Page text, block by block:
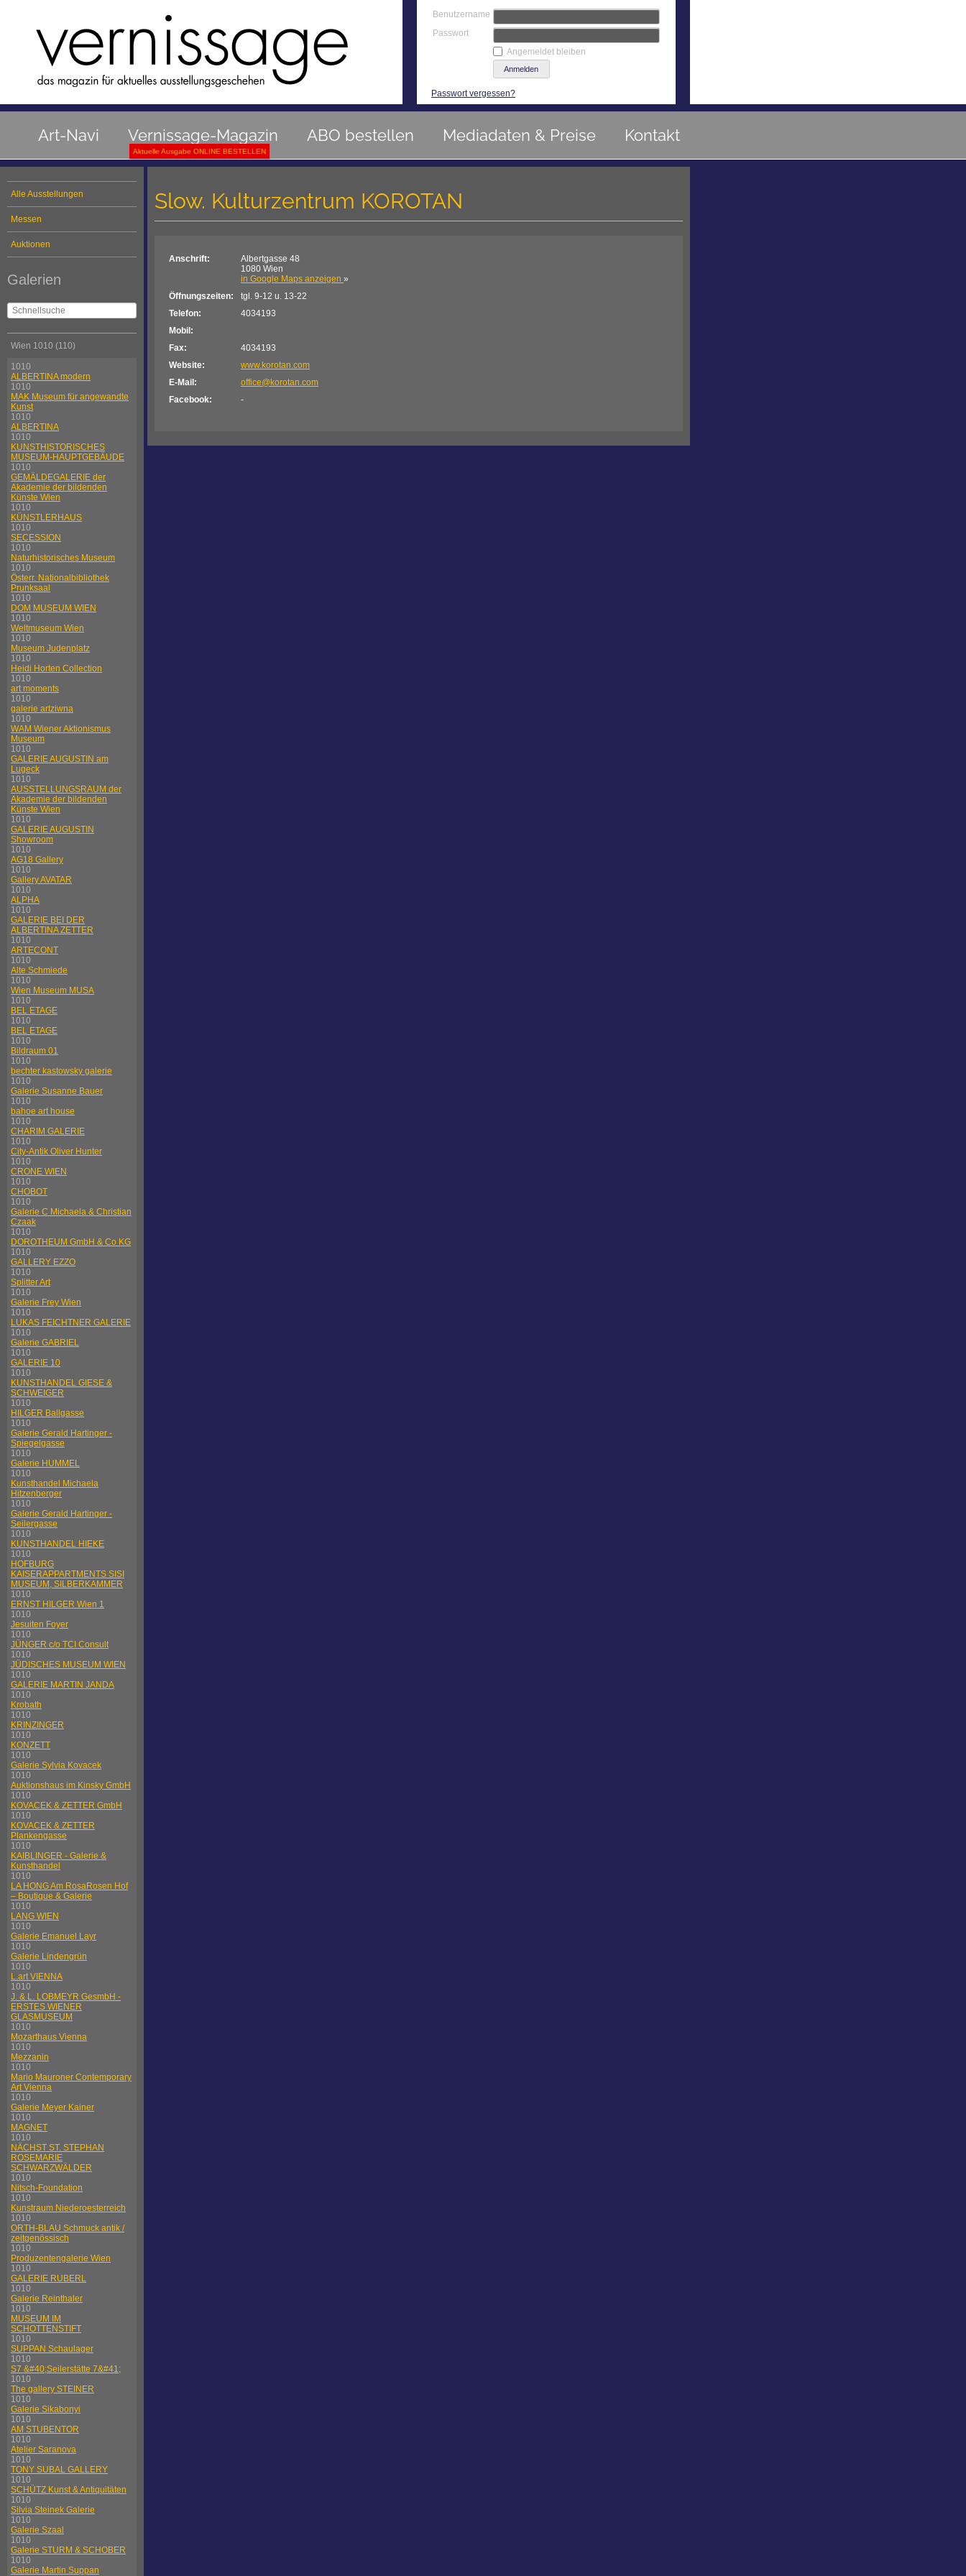
Benutzername
Passwort
Angemeldet bleiben
Passwort vergessen?
Art-Navi Vernissage-Magazin ABO bestellen Mediadaten & Preise Kontakt
Aktuelle Ausgabe ONLINE BESTELLEN
Alle Ausstellungen
Messen
Auktionen
Galerien
Wien 1010 (110)
1010
ALBERTINA modern
1010
MAK Museum für angewandte
Kunst
1010
ALBERTINA
1010
KUNSTHISTORISCHES
MUSEUM-HAUPTGEBÄUDE
1010
GEMÄLDEGALERIE der
Akademie der bildenden
Künste Wien
1010
KÜNSTLERHAUS
1010
SECESSION
1010
Naturhistorisches Museum
1010
Österr. Nationalbibliothek
Prunksaal
1010
DOM MUSEUM WIEN
1010
Weltmuseum Wien
1010
Museum Judenplatz
1010
Heidi Horten Collection
1010
art moments
1010
galerie artziwna
1010
WAM Wiener Aktionismus
Museum
1010
GALERIE AUGUSTIN am
Lugeck
1010
AUSSTELLUNGSRAUM der
Akademie der bildenden
Künste Wien
1010
GALERIE AUGUSTIN
Showroom
1010
AG18 Gallery
1010
Gallery AVATAR
1010
ALPHA
1010
GALERIE BEI DER
ALBERTINA ZETTER
1010
ARTECONT
1010
Alte Schmiede
1010
Wien Museum MUSA
1010
BEL ETAGE
1010
BEL ETAGE
1010
Bildraum 01
1010
bechter kastowsky galerie
1010
Galerie Susanne Bauer
1010
bahoe art house
1010
CHARIM GALERIE
1010
City-Antik Oliver Hunter
1010
CRONE WIEN
1010
CHOBOT
1010
Galerie C Michaela & Christian
Czaak
1010
DOROTHEUM GmbH & Co KG
1010
GALLERY EZZO
1010
Splitter Art
1010
Galerie Frey Wien
1010
LUKAS FEICHTNER GALERIE
1010
Galerie GABRIEL
1010
GALERIE 10
1010
KUNSTHANDEL GIESE &
SCHWEIGER
1010
HILGER Ballgasse
1010
Galerie Gerald Hartinger -
Spiegelgasse
1010
Galerie HUMMEL
1010
Kunsthandel Michaela
Hitzenberger
1010
Galerie Gerald Hartinger -
Seilergasse
1010
KUNSTHANDEL HIEKE
1010
HOFBURG
KAISERAPPARTMENTS SISI
MUSEUM, SILBERKAMMER
1010
ERNST HILGER Wien 1
1010
Jesuiten Foyer
1010
JÜNGER c/o TCI Consult
1010
JÜDISCHES MUSEUM WIEN
1010
GALERIE MARTIN JANDA
1010
Krobath
1010
KRINZINGER
1010
KONZETT
1010
Galerie Sylvia Kovacek
1010
Auktionshaus im Kinsky GmbH
1010
KOVACEK & ZETTER GmbH
1010
KOVACEK & ZETTER
Plankengasse
1010
KAIBLINGER - Galerie &
Kunsthandel
1010
LA HONG Am RosaRosen Hof
– Boutique & Galerie
1010
LANG WIEN
1010
Galerie Emanuel Layr
1010
Galerie Lindengrün
1010
L.art VIENNA
1010
J. & L. LOBMEYR GesmbH -
ERSTES WIENER
GLASMUSEUM
1010
Mozarthaus Vienna
1010
Mezzanin
1010
Mario Mauroner Contemporary
Art Vienna
1010
Galerie Meyer Kainer
1010
MAGNET
1010
NÄCHST ST. STEPHAN
ROSEMARIE
SCHWARZWÄLDER
1010
Nitsch-Foundation
1010
Kunstraum Niederoesterreich
1010
ORTH-BLAU Schmuck antik /
zeitgenössisch
1010
Produzentengalerie Wien
1010
GALERIE RUBERL
1010
Galerie Reinthaler
1010
MUSEUM IM
SCHOTTENSTIFT
1010
SUPPAN Schaulager
1010
S7 &#40;Seilerstätte 7&#41;
1010
The gallery STEINER
1010
Galerie Sikabonyi
1010
AM STUBENTOR
1010
Atelier Saranova
1010
TONY SUBAL GALLERY
1010
SCHÜTZ Kunst & Antiquitäten
1010
Silvia Steinek Galerie
1010
Galerie Szaal
1010
Galerie STURM & SCHOBER
1010
Galerie Martin Suppan
Slow. Kulturzentrum KOROTAN
Anschrift:
Albertgasse 48
1080 Wien
in Google Maps anzeigen »
Öffnungszeiten:
tgl. 9-12 u. 13-22
Telefon:
4034193
Mobil:
Fax:
4034193
Website:
www.korotan.com
E-Mail:
office@korotan.com
Facebook:
-